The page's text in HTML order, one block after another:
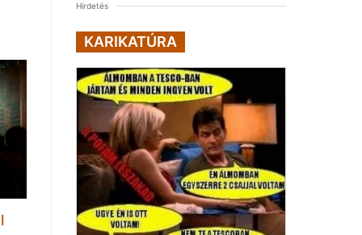
Hirdetés
KARIKATÚRA